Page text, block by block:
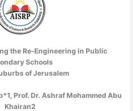
the Re-Engineering in Public
Schools
of Jerusalem.
1, Prof. Dr. Ashraf Mohammed Abu
Khairan2